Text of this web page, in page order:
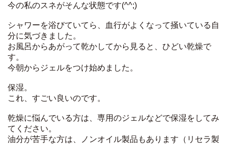
今の私のスネがそんな状態です(^^;)
シャワーを浴びていてら、血行がよくなって掻いている自
分に気づきました。
お風呂からあがって乾かしてから見ると、ひどい乾燥で
す。
今朝からジェルをつけ始めました。
保湿。
これ、すごい良いのです。
乾燥に悩んでいる方は、専用のジェルなどで保湿をしてみ
てください。
油分が苦手な方は、ノンオイル製品もあります（リセラ製